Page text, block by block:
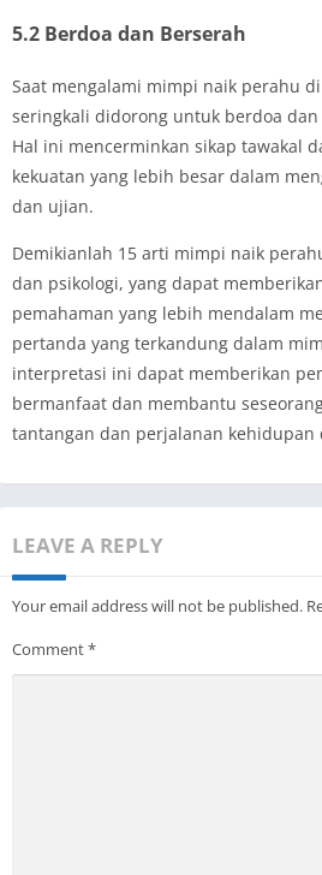
5.2 Berdoa dan Berserah
Saat mengalami mimpi naik perahu
seringkali didorong untuk berdoa
Hal ini mencerminkan sikap tawakal
kekuatan yang lebih besar dalam
dan ujian.
Demikianlah 15 arti mimpi naik
dan psikologi, yang dapat
pemahaman yang lebih mendalam
pertanda yang terkandung dalam
interpretasi ini dapat memberikan
bermanfaat dan membantu
tantangan dan perjalanan kehidupan
LEAVE A REPLY
Your email address will not be published.
Comment*